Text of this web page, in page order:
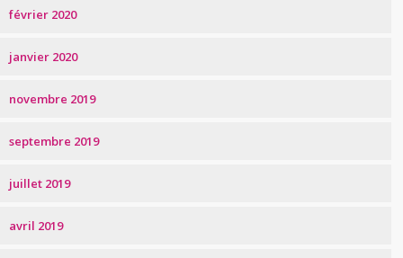
février 2020
janvier 2020
novembre 2019
septembre 2019
juillet 2019
avril 2019